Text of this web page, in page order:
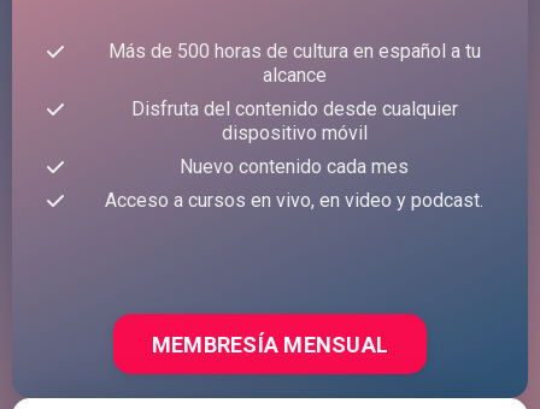
Más de 500 horas de cultura en español a tu
alcance
Disfruta del contenido desde cualquier
dispositivo móvil
Nuevo contenido cada mes
Acceso a cursos en vivo, en video y podcast.
MEMBRESÍA MENSUAL